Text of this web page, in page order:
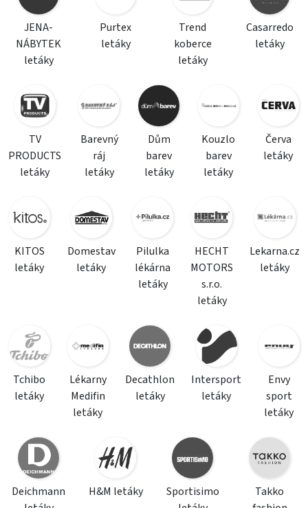
JENA-
NÁBYTEK
letáky
Purtex
letáky
Trend
koberce
letáky
Casarredo
letáky
TV
PRODUCTS
letáky
Barevný
ráj
letáky
Dům
barev
letáky
Kouzlo
barev
letáky
Červa
letáky
KITOS
letáky
Domestav
letáky
Pilulka
lékárna
letáky
HECHT
MOTORS
s.r.o.
letáky
Lekarna.cz
letáky
Tchibo
letáky
Lékarny
Medifin
letáky
Decathlon
letáky
Intersport
letáky
Envy
sport
letáky
Deichmann
H&M letáky
Sportisimo
Takko